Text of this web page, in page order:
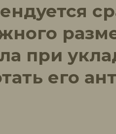
при
его